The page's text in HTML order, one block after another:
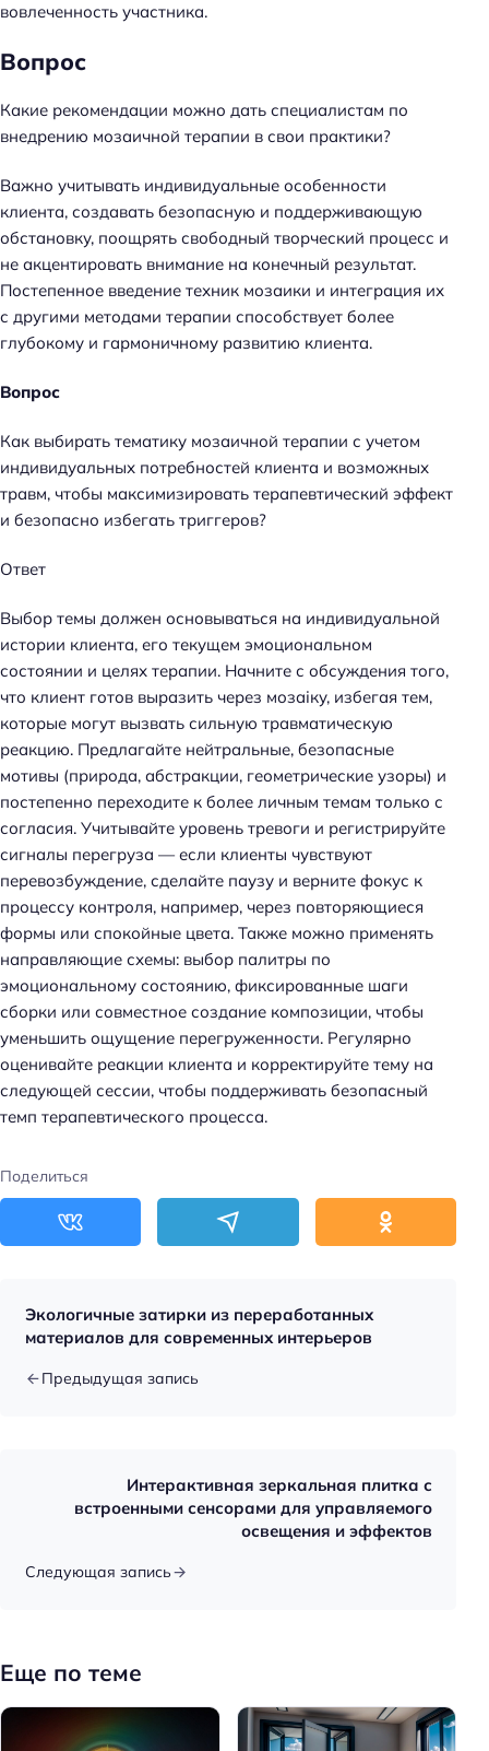
вовлеченность участника.
Вопрос
Какие рекомендации можно дать специалистам по
внедрению мозаичной терапии в свои практики?
Важно учитывать индивидуальные особенности
клиента, создавать безопасную и поддерживающую
обстановку, поощрять свободный творческий процесс и
не акцентировать внимание на конечный результат.
Постепенное введение техник мозаики и интеграция их
с другими методами терапии способствует более
глубокому и гармоничному развитию клиента.
Вопрос
Как выбирать тематику мозаичной терапии с учетом
индивидуальных потребностей клиента и возможных
травм, чтобы максимизировать терапевтический эффект
и безопасно избегать триггеров?
Ответ
Выбор темы должен основываться на индивидуальной
истории клиента, его текущем эмоциональном
состоянии и целях терапии. Начните с обсуждения того,
что клиент готов выразить через мозаіку, избегая тем,
которые могут вызвать сильную травматическую
реакцию. Предлагайте нейтральные, безопасные
мотивы (природа, абстракции, геометрические узоры) и
постепенно переходите к более личным темам только с
согласия. Учитывайте уровень тревоги и регистрируйте
сигналы перегруза — если клиенты чувствуют
перевозбуждение, сделайте паузу и верните фокус к
процессу контроля, например, через повторяющиеся
формы или спокойные цвета. Также можно применять
направляющие схемы: выбор палитры по
эмоциональному состоянию, фиксированные шаги
сборки или совместное создание композиции, чтобы
уменьшить ощущение перегруженности. Регулярно
оценивайте реакции клиента и корректируйте тему на
следующей сессии, чтобы поддерживать безопасный
темп терапевтического процесса.
Поделиться
Экологичные затирки из переработанных
материалов для современных интерьеров
Предыдущая запись
Интерактивная зеркальная плитка с
встроенными сенсорами для управляемого
освещения и эффектов
Следующая запись
Еще по теме